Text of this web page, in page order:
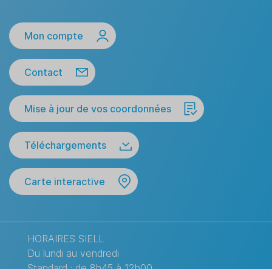
Mon compte
Contact
Mise à jour de vos coordonnées
Téléchargements
Carte interactive
HORAIRES SIELL
Du lundi au vendredi